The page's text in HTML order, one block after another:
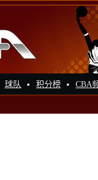
球队 积分榜 CBA